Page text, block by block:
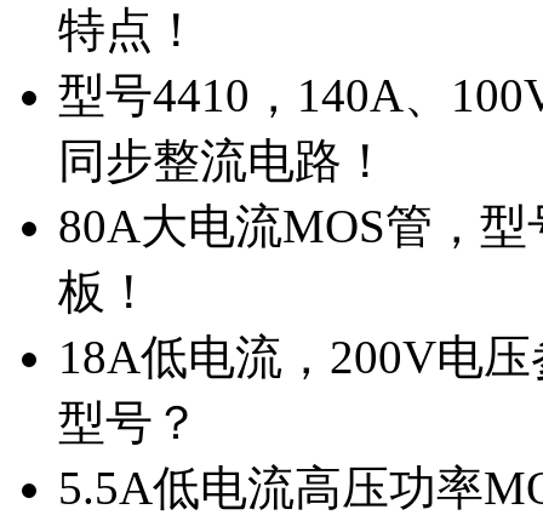
特点！
型号4410，140A、
同步整流电路！
80A大电流MOS管，
板！
18A低电流，200V电
型号？
5.5A低电流高压功率